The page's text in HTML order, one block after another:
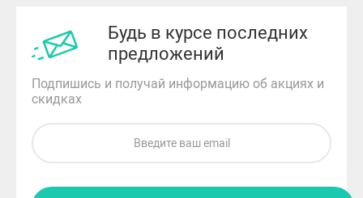
Будь в курсе последних
предложений
Подпишись и получай информацию об акциях и
скидках